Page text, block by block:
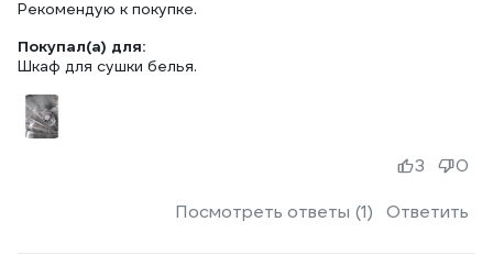
Рекомендую к покупке.
Покупал(а) для:
Шкаф для сушки белья.
Посмотреть ответы (1) Ответить
3 0